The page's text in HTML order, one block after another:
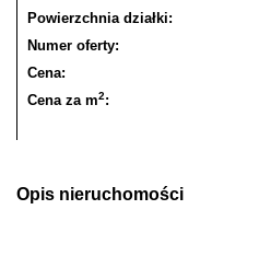
Powierzchnia działki:
Numer oferty:
Cena:
Cena za m2:
Opis nieruchomości